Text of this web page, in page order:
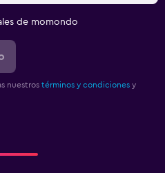
de momondo
nuestros términos y condiciones y